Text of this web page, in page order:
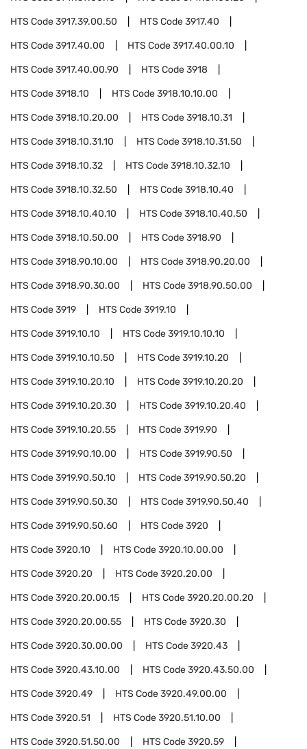
HTS Code3917.39.00.50 HTS Code3917.40
HTS Code3917.40.00 HTS Code3917.40.00.10
HTS Code3917.40.00.90 HTS Code3918
HTS Code3918.10 HTS Code3918.10.10.00
HTS Code3918.10.20.00 HTS Code3918.10.31
HTS Code3918.10.31.10 HTS Code3918.10.31.50
HTS Code3918.10.32 HTS Code3918.10.32.10
HTS Code3918.10.32.50 HTS Code3918.10.40
HTS Code3918.10.40.10 HTS Code3918.10.40.50
HTS Code3918.10.50.00 HTS Code3918.90
HTS Code3918.90.10.00 HTS Code3918.90.20.00
HTS Code3918.90.30.00 HTS Code3918.90.50.00
HTS Code3919 HTS Code3919.10
HTS Code3919.10.10 HTS Code3919.10.10.10
HTS Code3919.10.10.50 HTS Code3919.10.20
HTS Code3919.10.20.10 HTS Code3919.10.20.20
HTS Code3919.10.20.30 HTS Code3919.10.20.40
HTS Code3919.10.20.55 HTS Code3919.90
HTS Code3919.90.10.00 HTS Code3919.90.50
HTS Code3919.90.50.10 HTS Code3919.90.50.20
HTS Code3919.90.50.30 HTS Code3919.90.50.40
HTS Code3919.90.50.60 HTS Code3920
HTS Code3920.10 HTS Code3920.10.00.00
HTS Code3920.20 HTS Code3920.20.00
HTS Code3920.20.00.15 HTS Code3920.20.00.20
HTS Code3920.20.00.55 HTS Code3920.30
HTS Code3920.30.00.00 HTS Code3920.43
HTS Code3920.43.10.00 HTS Code3920.43.50.00
HTS Code3920.49 HTS Code3920.49.00.00
HTS Code3920.51 HTS Code3920.51.10.00
HTS Code3920.51.50.00 HTS Code3920.59